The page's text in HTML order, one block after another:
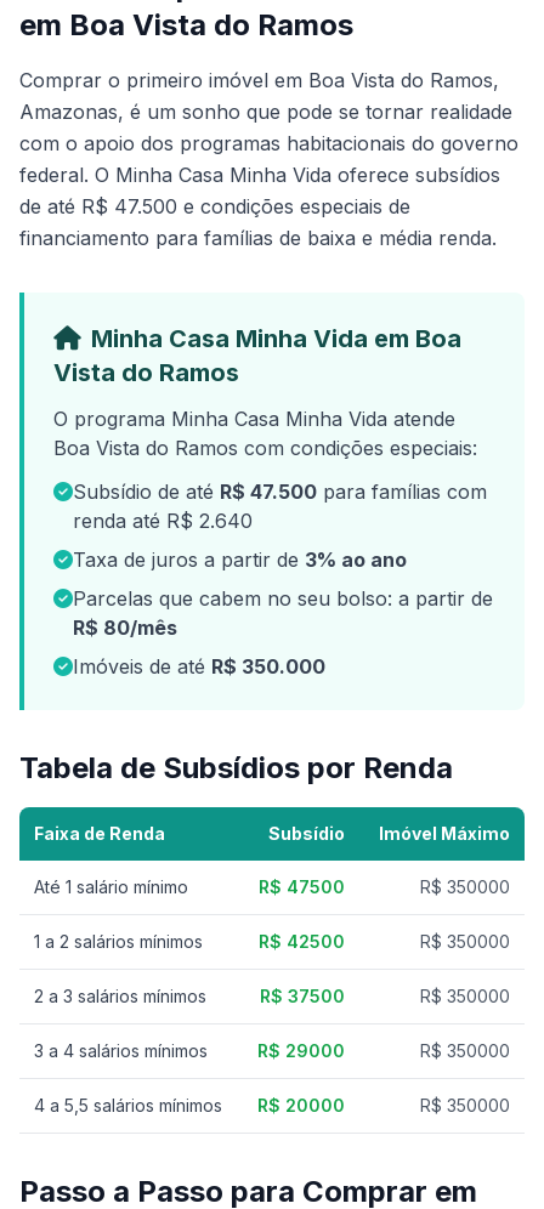
em Boa Vista do Ramos
Comprar o primeiro imóvel em Boa Vista do Ramos,
Amazonas, é um sonho que pode se tornar realidade
com o apoio dos programas habitacionais do governo
federal. O Minha Casa Minha Vida oferece subsídios
de até R$ 47.500 e condições especiais de
financiamento para famílias de baixa e média renda.
Minha Casa Minha Vida em Boa
Vista do Ramos
O programa Minha Casa Minha Vida atende
Boa Vista do Ramos com condições especiais:
Subsídio de até R$ 47.500 para famílias com
renda até R$ 2.640
Taxa de juros a partir de 3% ao ano
Parcelas que cabem no seu bolso: a partir de
R$ 80/mês
Imóveis de até R$ 350.000
Tabela de Subsídios por Renda
Faixa de Renda Subsídio Imóvel Máximo
Até 1 salário mínimo R$ 47500 R$ 350000
1 a 2 salários mínimos R$ 42500 R$ 350000
2 a 3 salários mínimos R$ 37500 R$ 350000
3 a 4 salários mínimos R$ 29000 R$ 350000
4 a 5,5 salários mínimos R$ 20000 R$ 350000
Passo a Passo para Comprar em